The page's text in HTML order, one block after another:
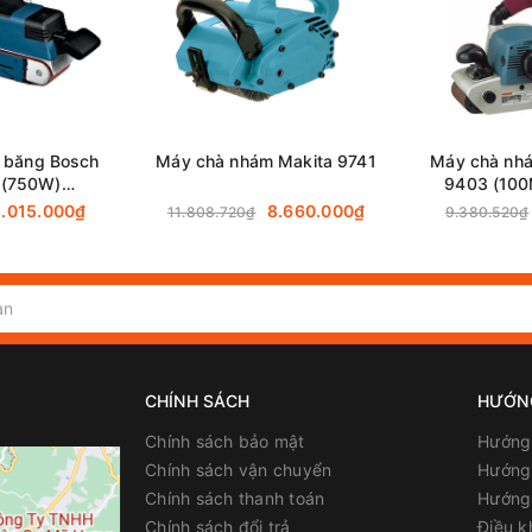
76 x 457 mm
650W
Hòa - Đồng Nai
Bosch
Máy chà nhám Makita 9741
11.808.720₫ 8.660.000₫
Máy chà
9403
9.380.520₫
CHÍNH SÁCH
Chính sách bảo mật
Chính sách vận chuyển
Chính sách thanh toán
Chính sách đổi trả
Điều